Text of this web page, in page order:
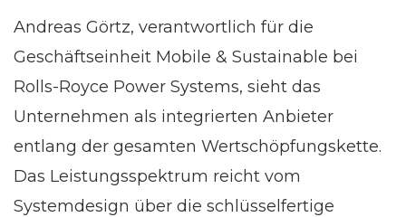
Andreas Görtz, verantwortlich für die
Geschäftseinheit Mobile & Sustainable bei
Rolls-Royce Power Systems, sieht das
Unternehmen als integrierten Anbieter
entlang der gesamten Wertschöpfungskette.
Das Leistungsspektrum reicht vom
Systemdesign über die schlüsselfertige